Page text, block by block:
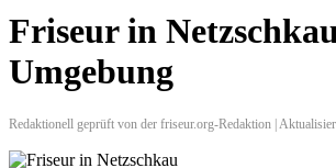
Friseur in
Umgebung
Redaktionell geprüft von der friseur.org-Redaktion |